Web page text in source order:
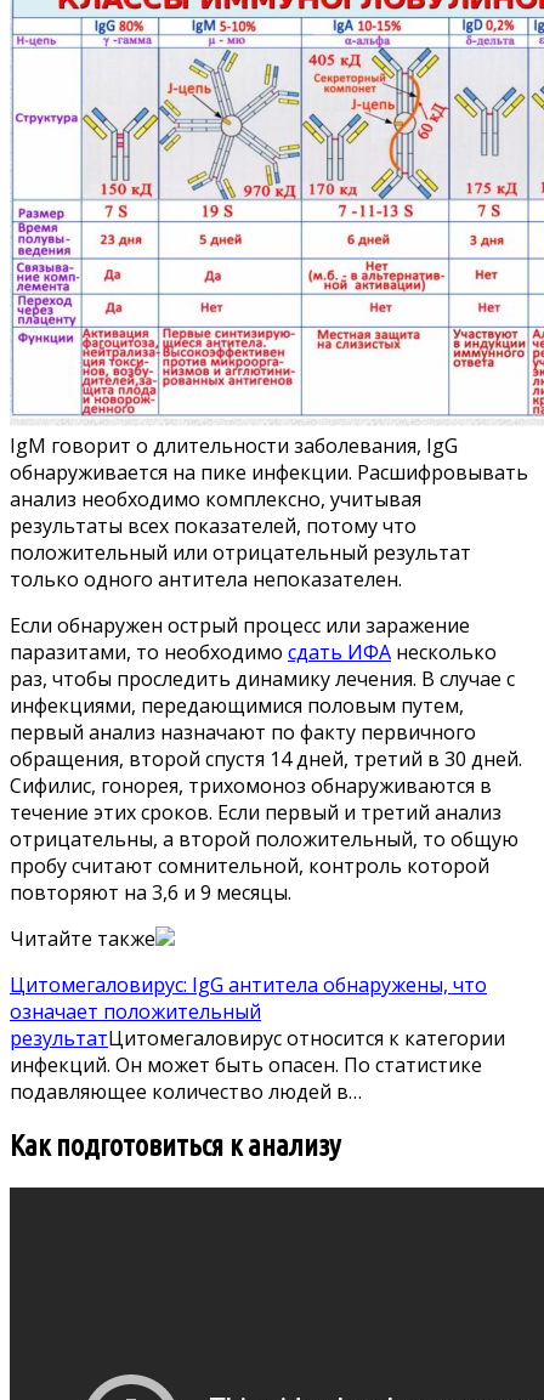
IgM говорит о длительности заболевания, IgG
обнаруживается на пике инфекции. Расшифровывать
анализ необходимо комплексно, учитывая
результаты всех показателей, потому что
положительный или отрицательный результат
только одного антитела непоказателен.
Если обнаружен острый процесс или заражение
паразитами, то необходимо сдать ИФА несколько
раз, чтобы проследить динамику лечения. В случае с
инфекциями, передающимися половым путем,
первый анализ назначают по факту первичного
обращения, второй спустя 14 дней, третий в 30 дней.
Сифилис, гонорея, трихомоноз обнаруживаются в
течение этих сроков. Если первый и третий анализ
отрицательны, а второй положительный, то общую
пробу считают сомнительной, контроль которой
повторяют на 3,6 и 9 месяцы.
Читайте также
Цитомегаловирус: IgG антитела обнаружены, что
означает положительный
результатЦитомегаловирус относится к категории
инфекций. Он может быть опасен. По статистике
подавляющее количество людей в…
Как подготовиться к анализу